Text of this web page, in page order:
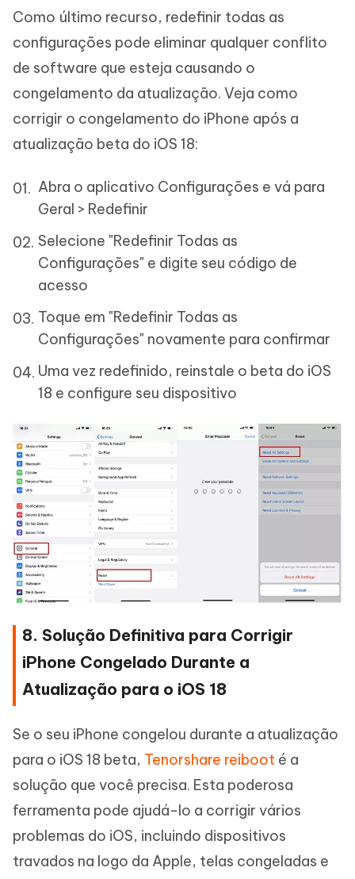
Como último recurso, redefinir todas as
configurações pode eliminar qualquer conflito
de software que esteja causando o
congelamento da atualização. Veja como
corrigir o congelamento do iPhone após a
atualização beta do iOS 18:
Abra o aplicativo Configurações e vá para
Geral > Redefinir
Selecione "Redefinir Todas as
Configurações" e digite seu código de
acesso
Toque em "Redefinir Todas as
Configurações" novamente para confirmar
Uma vez redefinido, reinstale o beta do iOS
18 e configure seu dispositivo
8. Solução Definitiva para Corrigir
iPhone Congelado Durante a
Atualização para o iOS 18
Se o seu iPhone congelou durante a atualização
para o iOS 18 beta, Tenorshare reiboot é a
solução que você precisa. Esta poderosa
ferramenta pode ajudá-lo a corrigir vários
problemas do iOS, incluindo dispositivos
travados na logo da Apple, telas congeladas e